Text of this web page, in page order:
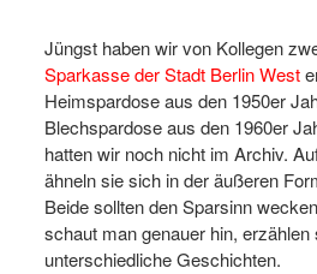
Jüngst haben wir von Kollegen
Sparkasse der Stadt Berlin West
Heimspardose aus den 1950er
Blechspardose aus den 1960er
hatten wir noch nicht im Archiv.
ähneln sie sich in der äußeren
Beide sollten den Sparsinn
schaut man genauer hin,
unterschiedliche Geschichten.